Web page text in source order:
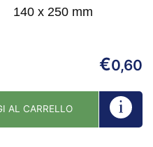
140 x 250 mm
€0,60
AL CARRELLO